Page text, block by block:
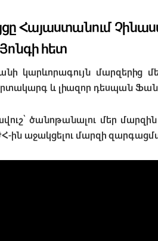
Հայաստանում
հետ
կարևորագույն մարզերից
և լիազոր դեսպան Ֆան
ծանոթանալու մեր
ին աջակցելու մարզի